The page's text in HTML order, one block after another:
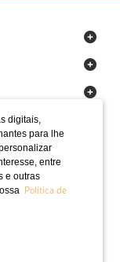
digitais,
para lhe
entre
e outras
Política de